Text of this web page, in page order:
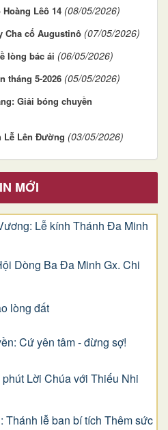
Lêô 14 (08/05/2026)
Cha cố Augustinô (07/05/2026)
lòng bác ái (06/05/2026)
tháng 5-2026 (05/05/2026)
Giải bóng chuyền
Lễ Lên Đường (03/05/2026)
MỚI
Lễ kính Thánh Đa Minh
Dòng Ba Đa Minh Gx. Chi
lòng đất
Cứ yên tâm - đừng sợ!
Lời Chúa với Thiếu Nhi
Thánh lễ ban bí tích Thêm sức